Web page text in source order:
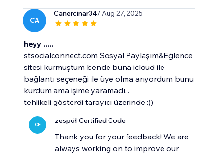
CA
Canercinar34/ Aug 27, 2025
heyy .....
stsocialconnect.com Sosyal Paylaşım&Eğlence
sitesi kurmuştum bende buna icloud ile
bağlantı seçeneği ile üye olma arıyordum bunu
kurdum ama işime yaramadı...
tehlikeli gösterdi tarayıcı üzerinde :))
CE zespół Certified Code
Thank you for your feedback! We are
always working on to improve our